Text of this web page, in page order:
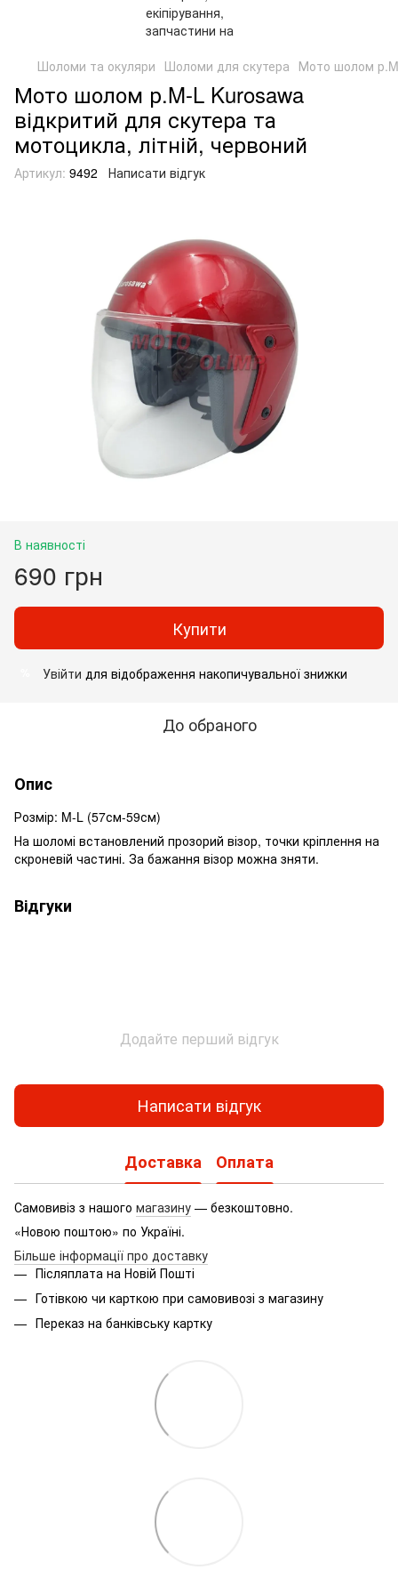
Шоломи та окуляри Шоломи для скутера Мото шолом
Мото шолом р.M-L Kurosawa
відкритий для скутера та
мотоцикла, літній, червоний
Артикул: 9492 Написати відгук
В наявності
690 грн
Купити
Увійти для відображення накопичувальної знижки
До обраного
Опис
Розмір: M-L (57см-59см)
На шоломі встановлений прозорий візор, точки кріплення на
скроневій частині. За бажання візор можна зняти.
Відгуки
Додайте перший відгук
Написати відгук
Доставка Оплата
Самовивіз з нашого магазину — безкоштовно.
«Новою поштою» по Україні.
Більше інформації про доставку
Післяплата на Новій Пошті
Готівкою чи карткою при самовивозі з магазину
Переказ на банківську картку